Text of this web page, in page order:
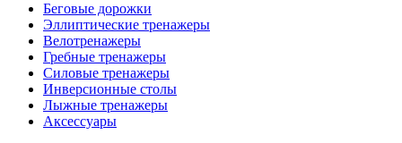
Беговые дорожки
Эллиптические тренажеры
Велотренажеры
Гребные тренажеры
Силовые тренажеры
Инверсионные столы
Лыжные тренажеры
Аксессуары